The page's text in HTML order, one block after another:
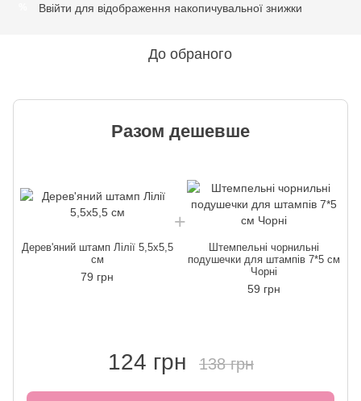
Ввійти для відображення накопичувальної знижки
До обраного
Разом дешевше
Дерев'яний штамп Лілії 5,5х5,5
см
79 грн
Штемпельні чорнильні
подушечки для штампів 7*5 см
Чорні
59 грн
124 грн 138 грн